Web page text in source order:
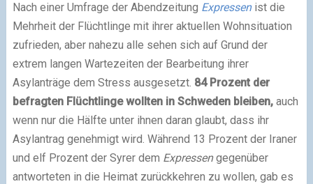
Nach einer Umfrage der Abendzeitung Expressenist die
Mehrheit der Flüchtlinge mit ihrer aktuellen Wohnsituation
zufrieden, aber nahezu alle sehen sich auf Grund der
extrem langen Wartezeiten der Bearbeitung ihrer
Asylanträge dem Stress ausgesetzt. 84 Prozent der
befragten Flüchtlinge wollten in Schweden bleiben,auch
wenn nur die Hälfte unter ihnen daran glaubt, dass ihr
Asylantrag genehmigt wird. Während 13 Prozent der Iraner
und elf Prozent der Syrer dem Expressengegenüber
antworteten in die Heimat zurückkehren zu wollen, gab es